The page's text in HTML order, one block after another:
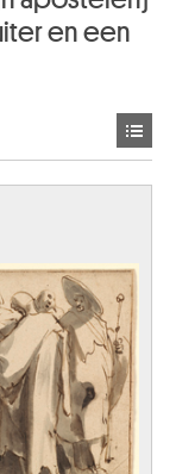
en een